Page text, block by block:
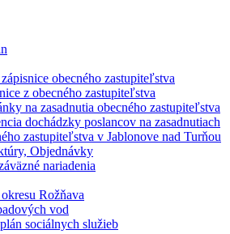
obecného zastupiteľstva
z obecného zastupiteľstva
na zasadnutia obecného zastupiteľstva
dochádzky poslancov na zasadnutiach
zastupiteľstva v Jablonove nad Turňou
Objednávky
nariadenia
Rožňava
vod
sociálnych služieb